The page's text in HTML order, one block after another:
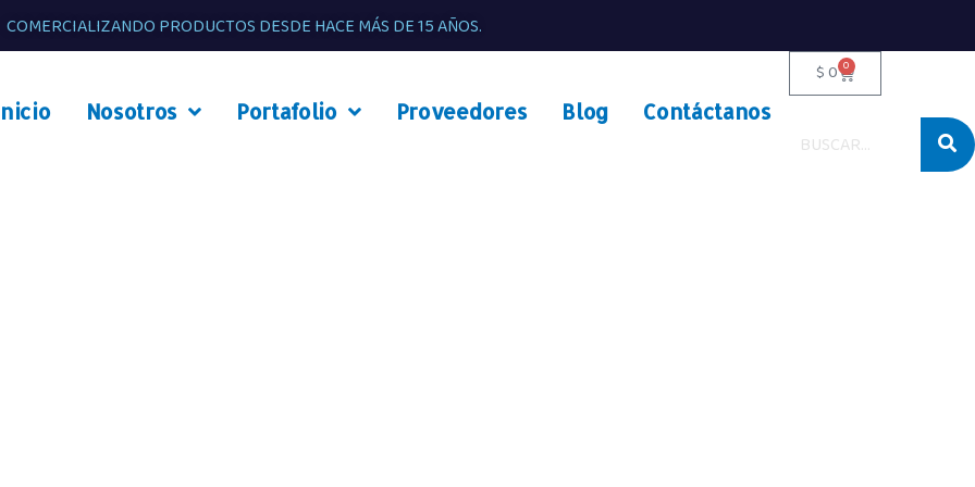
COMERCIALIZANDO PRODUCTOS DESDE HACE MÁS DE 15 AÑOS.
Nosotros Portafolio Proveedores Blog Contáctanos
$0 0